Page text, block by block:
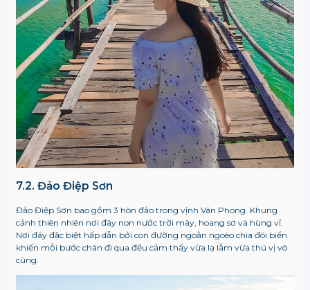
7.2. Đảo Điệp Sơn
Đảo Điệp Sơn bao gồm 3 hòn đảo trong vịnh Vân Phong. Khung
cảnh thiên nhiên nơi đây non nước trời mây, hoang sơ và hùng vĩ.
Nơi đây đặc biệt hấp dẫn bởi con đường ngoằn ngoèo chia đôi biển
khiến mỗi bước chân đi qua đều cảm thấy vừa lạ lẫm vừa thú vị vô
cùng.